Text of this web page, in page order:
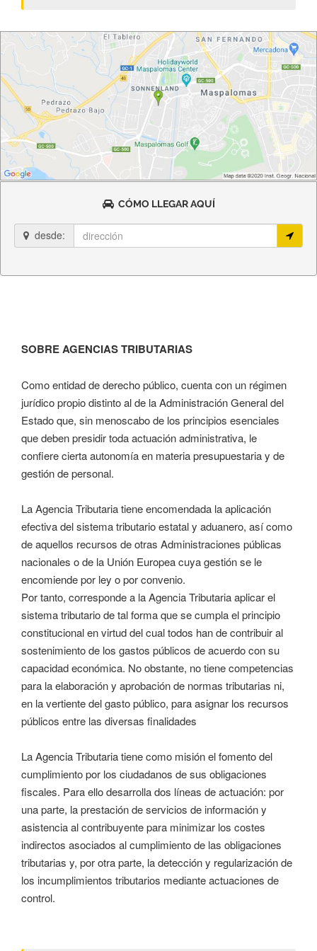
CÓMO LLEGAR AQUÍ
desde:
SOBRE AGENCIAS TRIBUTARIAS
Como entidad de derecho público, cuenta con un régimen
jurídico propio distinto al de la Administración General del
Estado que, sin menoscabo de los principios esenciales
que deben presidir toda actuación administrativa, le
confiere cierta autonomía en materia presupuestaria y de
gestión de personal.
La Agencia Tributaria tiene encomendada la aplicación
efectiva del sistema tributario estatal y aduanero, así como
de aquellos recursos de otras Administraciones públicas
nacionales o de la Unión Europea cuya gestión se le
encomiende por ley o por convenio.
Por tanto, corresponde a la Agencia Tributaria aplicar el
sistema tributario de tal forma que se cumpla el principio
constitucional en virtud del cual todos han de contribuir al
sostenimiento de los gastos públicos de acuerdo con su
capacidad económica. No obstante, no tiene competencias
para la elaboración y aprobación de normas tributarias ni,
en la vertiente del gasto público, para asignar los recursos
públicos entre las diversas finalidades
La Agencia Tributaria tiene como misión el fomento del
cumplimiento por los ciudadanos de sus obligaciones
fiscales. Para ello desarrolla dos líneas de actuación: por
una parte, la prestación de servicios de información y
asistencia al contribuyente para minimizar los costes
indirectos asociados al cumplimiento de las obligaciones
tributarias y, por otra parte, la detección y regularización de
los incumplimientos tributarios mediante actuaciones de
control.